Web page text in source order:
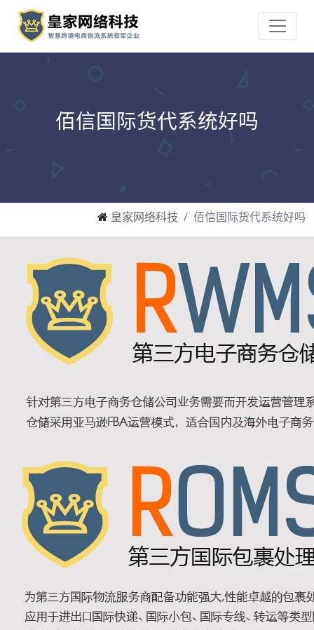
佰信国际货代系统好吗
皇家网络科技 佰信国际货代系统好吗